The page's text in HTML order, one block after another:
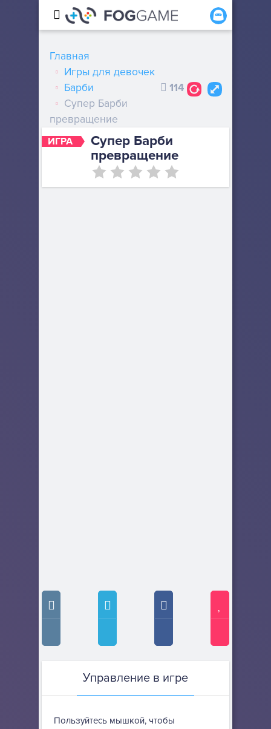
ИГРА
Супер Барби
превращение
Главная
Игры для девочек
Барби
Супер Барби
превращение
114
Управление в игре
Пользуйтесь мышкой, чтобы